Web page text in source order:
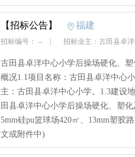
【招标公告】 福建
招标编号： -- 招标业主：古田县卓
古田县卓洋中心小学后操场硬化、
概况1.1项目名称：古田县卓洋中心
主：古田县卓洋中心小学。1.3建设
田县卓洋中心小学后操场硬化、塑
5mm硅pu篮球场420㎡、13mm塑胶
文或附件中)